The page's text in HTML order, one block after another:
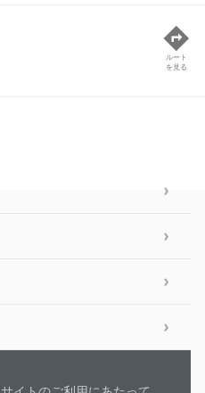
ルート
を見る